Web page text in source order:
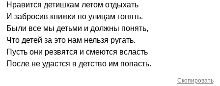
Нравится детишкам летом отдыхать
И забросив книжки по улицам гонять.
Были все мы детьми и должны понять,
Что детей за это нам нельзя ругать.
Пусть они резвятся и смеются всласть
После не удастся в детство им попасть.
Скопировать